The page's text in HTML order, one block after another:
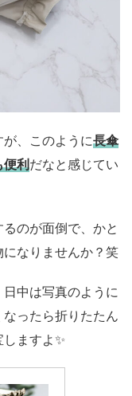
、このように長傘
便利だなと感じてい
のが面倒で、かと
なりませんか？笑
中は写真のように
ったら折りたたん
ますよ✨